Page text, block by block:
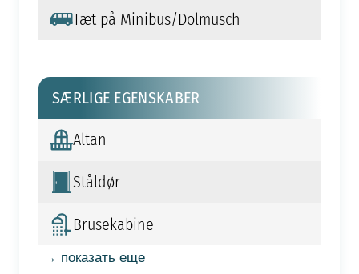
Tæt på Minibus/Dolmusch
SÆRLIGE EGENSKABER
Altan
Ståldør
Brusekabine
→ показать еще